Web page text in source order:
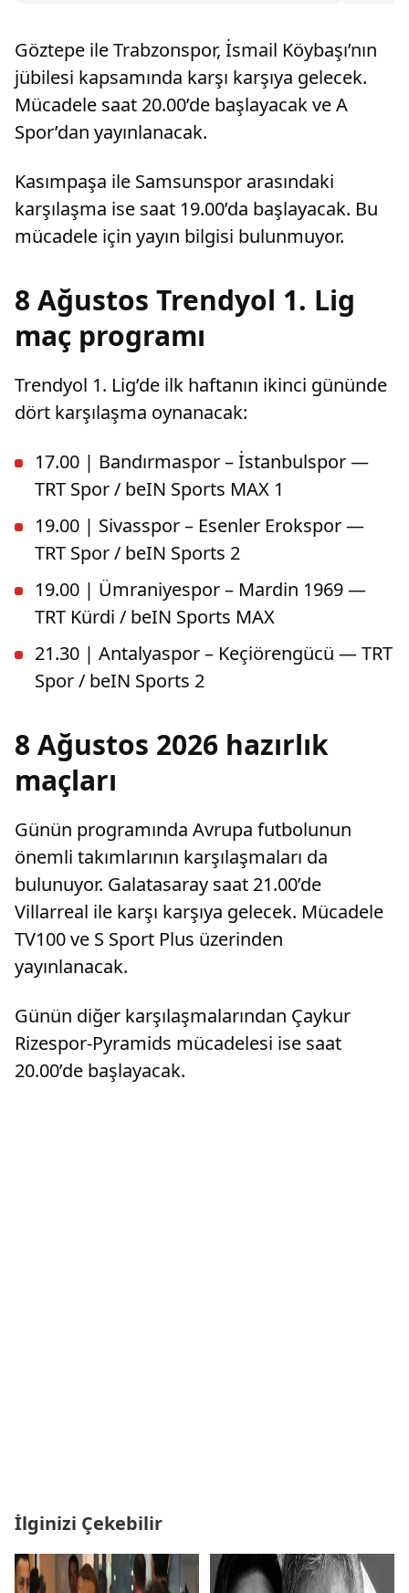
Göztepe ile Trabzonspor, İsmail Köybaşı’nın
jübilesi kapsamında karşı karşıya gelecek.
Mücadele saat 20.00’de başlayacak ve A
Spor’dan yayınlanacak.
Kasımpaşa ile Samsunspor arasındaki
karşılaşma ise saat 19.00’da başlayacak. Bu
mücadele için yayın bilgisi bulunmuyor.
8 Ağustos Trendyol 1. Lig
maç programı
Trendyol 1. Lig’de ilk haftanın ikinci gününde
dört karşılaşma oynanacak:
17.00 | Bandırmaspor – İstanbulspor —
TRT Spor / beIN Sports MAX 1
19.00 | Sivasspor – Esenler Erokspor —
TRT Spor / beIN Sports 2
19.00 | Ümraniyespor – Mardin 1969 —
TRT Kürdi / beIN Sports MAX
21.30 | Antalyaspor – Keçiörengücü — TRT
Spor / beIN Sports 2
8 Ağustos 2026 hazırlık
maçları
Günün programında Avrupa futbolunun
önemli takımlarının karşılaşmaları da
bulunuyor. Galatasaray saat 21.00’de
Villarreal ile karşı karşıya gelecek. Mücadele
TV100 ve S Sport Plus üzerinden
yayınlanacak.
Günün diğer karşılaşmalarından Çaykur
Rizespor-Pyramids mücadelesi ise saat
20.00’de başlayacak.
İlginizi Çekebilir